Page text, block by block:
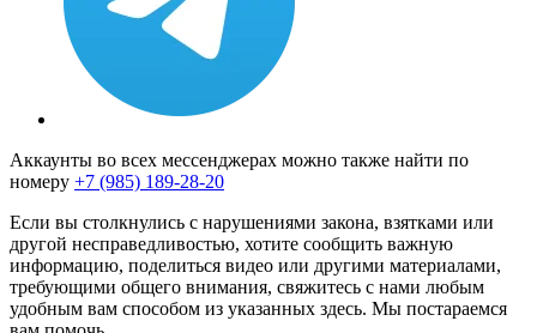
Аккаунты во всех мессенджерах можно также найти по
номеру +7 (985) 189-28-20
Если вы столкнулись с нарушениями закона, взятками или
другой несправедливостью, хотите сообщить важную
информацию, поделиться видео или другими материалами,
требующими общего внимания, свяжитесь с нами любым
удобным вам способом из указанных здесь. Мы постараемся